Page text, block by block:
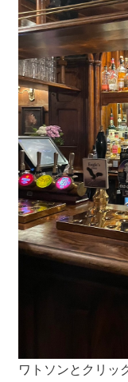
ワトソンとクリッ